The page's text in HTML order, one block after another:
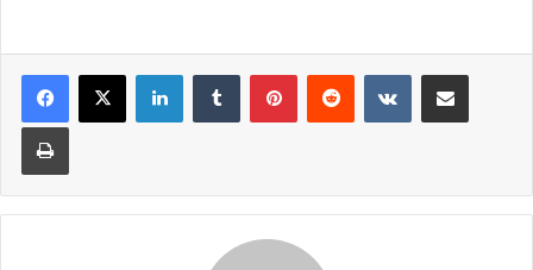
LinkedInTumblr PinterestReddit VKontakteShare via Email
Print